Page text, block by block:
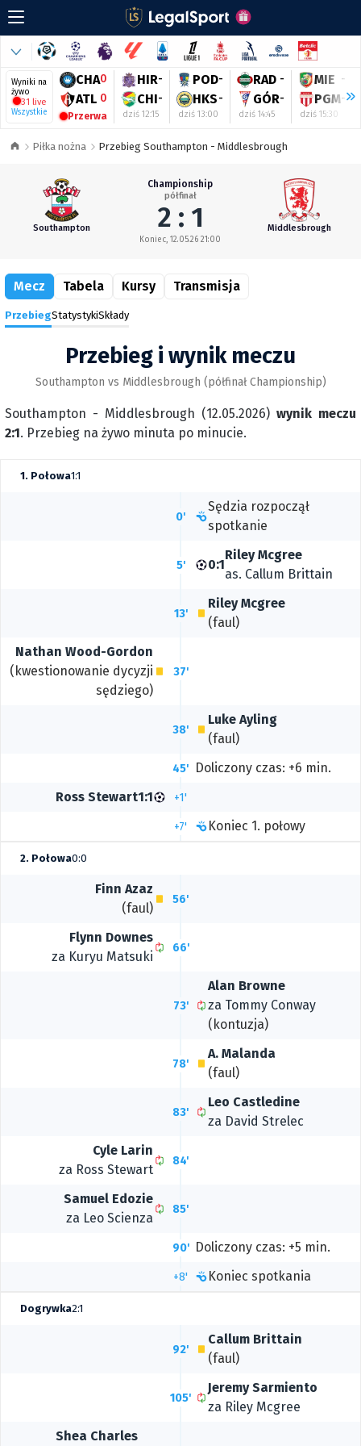
Wyniki na
żywo
31 live
Wszystkie
CHA0
ATL 0
Przerwa
HIR-
CHI-
dziś 12:15
POD-
HKS-
dziś 13:00
RAD -
GÓR-
dziś 14:45
MIE -
PGM-
dziś 15:30
Piłka nożna Przebieg Southampton - Middlesbrough
Southampton
Championship
półfinał
2 : 1
Koniec, 12.05.26 21:00
Middlesbrough
Mecz Tabela Kursy Transmisja
PrzebiegStatystykiSkłady
Przebieg i wynik meczu
Southampton vs Middlesbrough (półfinał Championship)
Southampton - Middlesbrough (12.05.2026) wynik meczu
2:1. Przebieg na żywo minuta po minucie.
1. Połowa1:1
0'
Sędzia rozpoczął
spotkanie
5' 0:1
Riley Mcgree
as. Callum Brittain
13'
Riley Mcgree
(faul)
Nathan Wood-Gordon
(kwestionowanie dycyzji
sędziego)
37'
38'
Luke Ayling
(faul)
45' Doliczony czas: +6 min.
1:1
Ross Stewart +1'
+7' Koniec 1. połowy
2. Połowa0:0
Finn Azaz
(faul)
56'
Flynn Downes
za Kuryu Matsuki
66'
73'
Alan Browne
za Tommy Conway
(kontuzja)
78'
A. Malanda
(faul)
83'
Leo Castledine
za David Strelec
Cyle Larin
za Ross Stewart
84'
Samuel Edozie
za Leo Scienza
85'
90' Doliczony czas: +5 min.
+8' Koniec spotkania
Dogrywka2:1
92'
Callum Brittain
(faul)
105'
Jeremy Sarmiento
za Riley Mcgree
Shea Charles